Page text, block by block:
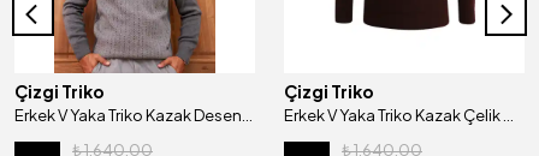
Çizgi Triko
Erkek V Yaka Triko Kazak Desenli Kol ve Bel Lastikli Çelik Örgü Klasik Kalıp - 5007D
₺ 1,640.00
Çizgi Triko
Erkek V Yaka Triko Kazak Çelik Örgü Desenli Klasik Kalıp - 5209D
₺ 1,640.00